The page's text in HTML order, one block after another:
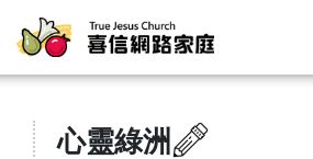
心靈綠洲